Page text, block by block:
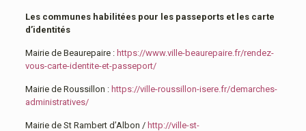
Les communes habilitées pour les passeports et les carte
d’identités
Mairie de Beaurepaire : https://www.ville-beaurepaire.fr/rendez-
vous-carte-identite-et-passeport/
Mairie de Roussillon : https://ville-roussillon-isere.fr/demarches-
administratives/
Mairie de St Rambert d’Albon / http://ville-st-